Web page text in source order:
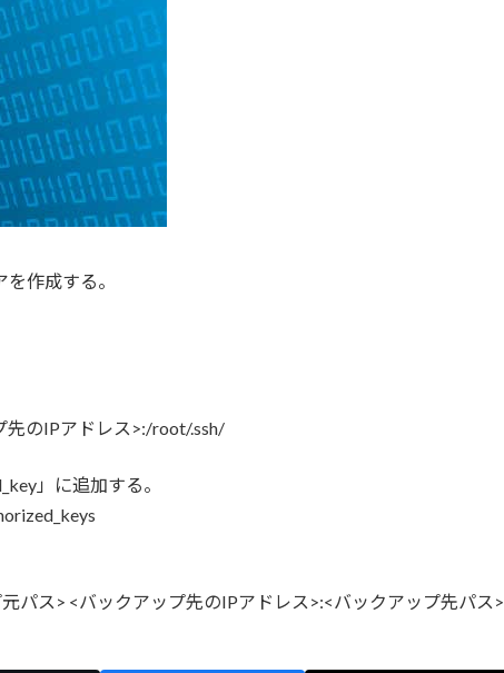
作成する。
先のIPアドレス>:/root/.ssh/
」に追加する。
パス> <バックアップ先のIPアドレス>:<バックアップ先パス>